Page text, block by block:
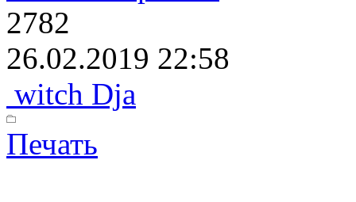
2782
26.02.2019 22:58
witch Dja
Печать